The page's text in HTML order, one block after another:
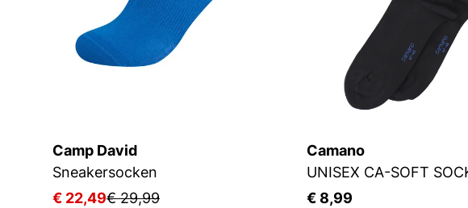
Camp David
Sneakersocken
€ 22,49€ 29,99
Camano
UNISEX CA-SOFT
€ 8,99